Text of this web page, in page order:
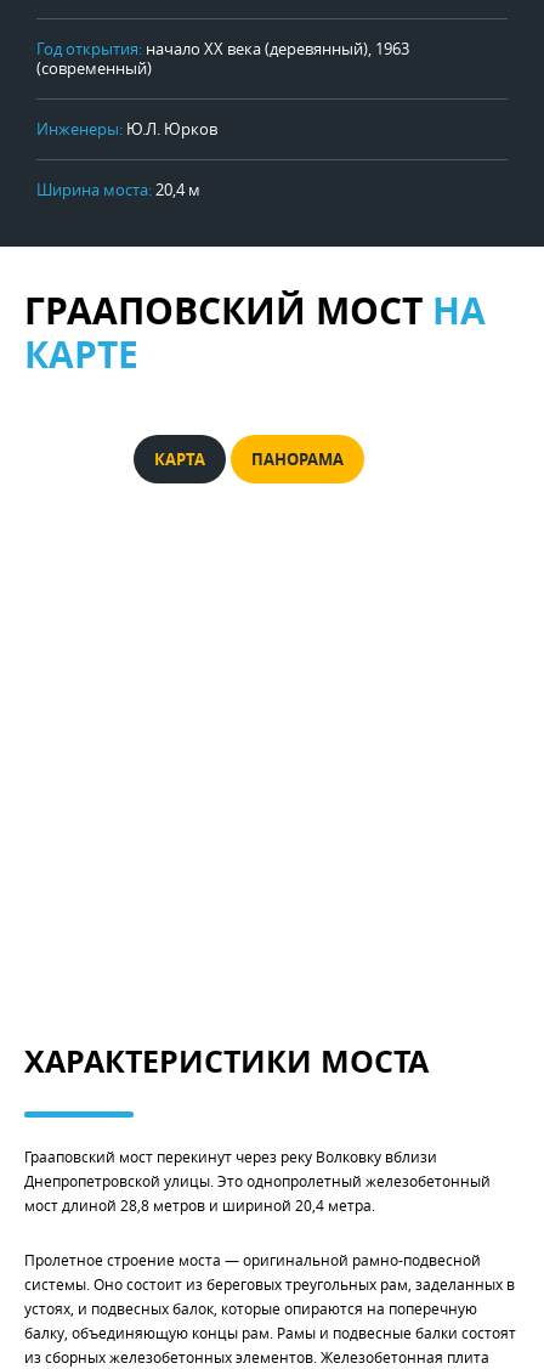
Год открытия: начало XX века (деревянный), 1963
(современный)
Инженеры: Ю.Л. Юрков
Ширина моста:20,4 м
ГРААПОВСКИЙ МОСТ НА
КАРТЕ
КАРТА ПАНОРАМА
ХАРАКТЕРИСТИКИ МОСТА
Грааповский мост перекинут через реку Волковку вблизи
Днепропетровской улицы. Это однопролетный железобетонный
мост длиной 28,8 метров и шириной 20,4 метра.
Пролетное строение моста — оригинальной рамно-подвесной
системы. Оно состоит из береговых треугольных рам, заделанных в
устоях, и подвесных балок, которые опираются на поперечную
балку, объединяющую концы рам. Рамы и подвесные балки состоят
из сборных железобетонных элементов. Железобетонная плита